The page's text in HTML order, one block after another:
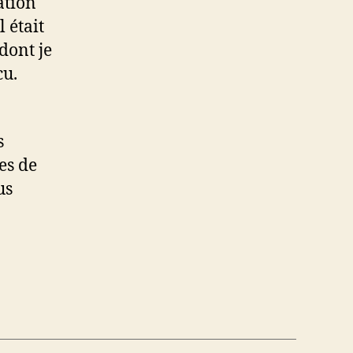
trimestre
2008
était
je
de